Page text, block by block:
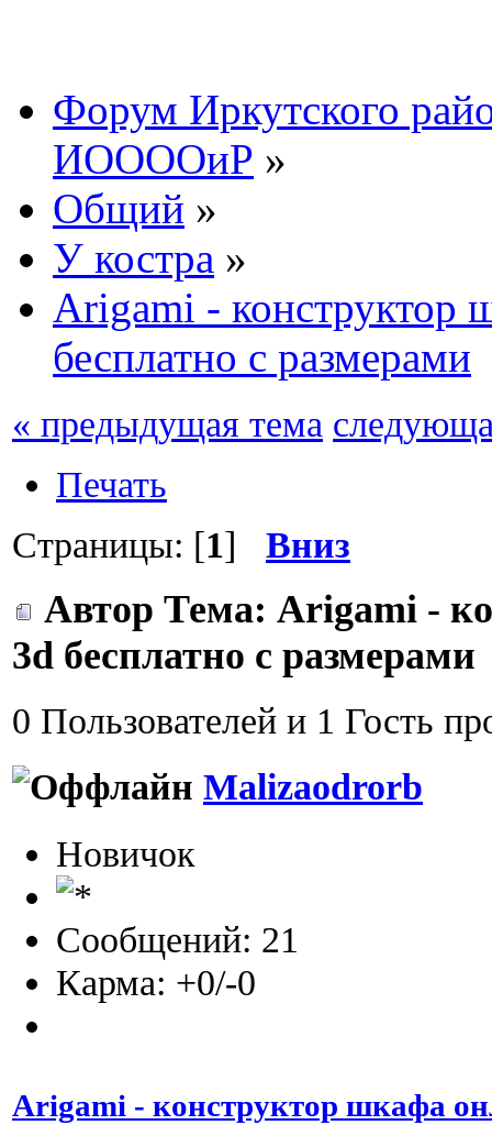
Форум Иркутского
ИООООиР »
Общий »
У костра »
Arigami - конструктор
бесплатно с размерами
« предыдущая тема
Печать
Страницы: [1] Вниз
Автор Тема: Arigami -
3d бесплатно с
0 Пользователей и 1 Гость
Malizaodrorb
Новичок
Сообщений: 21
Карма: +0/-0
Arigami - конструктор шкафа